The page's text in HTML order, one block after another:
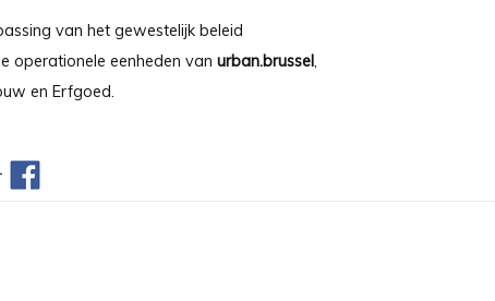
van het gewestelijk beleid
operationele eenheden van urban.brussel,
en Erfgoed.